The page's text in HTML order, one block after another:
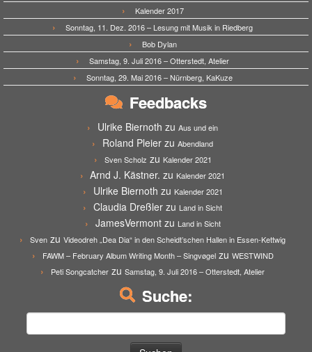
Kalender 2017
Sonntag, 11. Dez. 2016 – Lesung mit Musik in Riedberg
Bob Dylan
Samstag, 9. Juli 2016 – Otterstedt, Atelier
Sonntag, 29. Mai 2016 – Nürnberg, KaKuze
Feedbacks
Ulrike Biernoth zu Aus und ein
Roland Pleier zu Abendland
Sven Scholz zu Kalender 2021
Arnd J. Kästner. zu Kalender 2021
Ulrike Biernoth zu Kalender 2021
Claudia Dreßler zu Land in Sicht
JamesVermontzu Land in Sicht
Sven zu Videodreh „Dea Dia“ in den Scheidt’schen Hallen in Essen-Kettwig
FAWM – February Album Writing Month – Singvøgelzu WESTWIND
Peti Songcatcher zu Samstag, 9. Juli 2016 – Otterstedt, Atelier
Suche: